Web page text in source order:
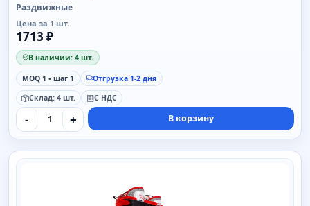
Раздвижные
Цена за 1 шт.
1713 ₽
В наличии: 4 шт.
MOQ 1 • шаг 1
Отгрузка 1-2 дня
Склад: 4 шт.
С НДС
- + В корзину
SAIMAA